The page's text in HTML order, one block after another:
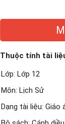
Thuộc tính tài
Lớp: Lớp 12
Môn: Lịch Sử
Dạng tài liệu: Giáo